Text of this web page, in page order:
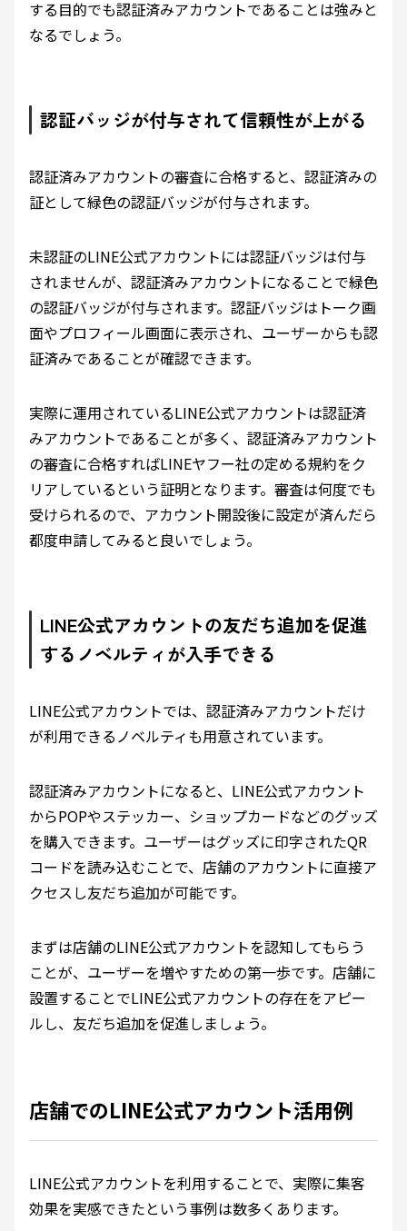
する目的でも認証済みアカウントであることは強みと
なるでしょう。
認証バッジが付与されて信頼性が上がる
認証済みアカウントの審査に合格すると、認証済みの
証として緑色の認証バッジが付与されます。
未認証のLINE公式アカウントには認証バッジは付与
されませんが、 認証済みアカウントになることで緑色
の認証バッジが付与されます。 認証バッジはトーク画
面やプロフィール画面に表示され、ユーザーからも認
証済みであることが確認できます。
実際に運用されているLINE公式アカウントは認証済
みアカウントであることが多く、認証済みアカウント
の審査に合格すればLINEヤフー社の定める規約をク
リアしているという証明となります。審査は何度でも
受けられるので、アカウント開設後に設定が済んだら
都度申請してみると良いでしょう。
LINE公式アカウントの友だち追加を促進
するノベルティが入手できる
LINE公式アカウントでは、認証済みアカウントだけ
が利用できるノベルティも用意されています。
認証済みアカウントになると、LINE公式アカウント
からPOPやステッカー、ショップカードなどのグッズ
を購入できます。ユーザーはグッズに印字されたQR
コードを読み込むことで、店舗のアカウントに直接ア
クセスし友だち追加が可能です。
まずは店舗のLINE公式アカウントを認知してもらう
ことが、ユーザーを増やすための第一歩です。店舗に
設置することでLINE公式アカウントの存在をアピー
ルし、友だち追加を促進しましょう。
店舗でのLINE公式アカウント活用例
LINE公式アカウントを利用することで、実際に集客
効果を実感できたという事例は数多くあります。